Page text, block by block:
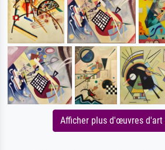
Afficher plus d'œuvres